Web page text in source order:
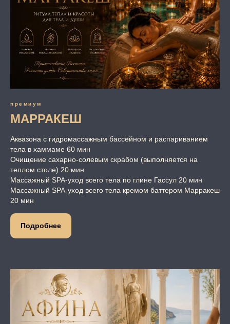
премиум
МАРРАКЕШ
Аквазона с гидромассажным бассейном и распариванием
тела в хаммаме 60 мин
Очищение сахарно-солевым скрабом (выполняется на
теплом столе) 20 мин
Массажный SPA-уход всего тела по глине Гассул 20 мин
Массажный SPA-уход всего тела кремом баттером Марракеш
20 мин
Подробнее